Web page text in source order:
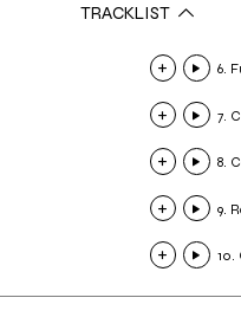
TRACKLIST
6.
7.
8.
9.
10.